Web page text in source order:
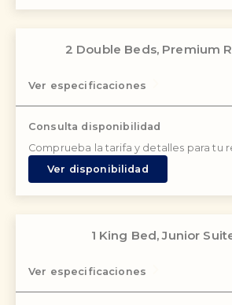
2 Double Beds, Premium
Ver especificaciones
Consulta disponibilidad
Comprueba la tarifa y detalles para tu
Ver disponibilidad
1 King Bed, Junior
Ver especificaciones